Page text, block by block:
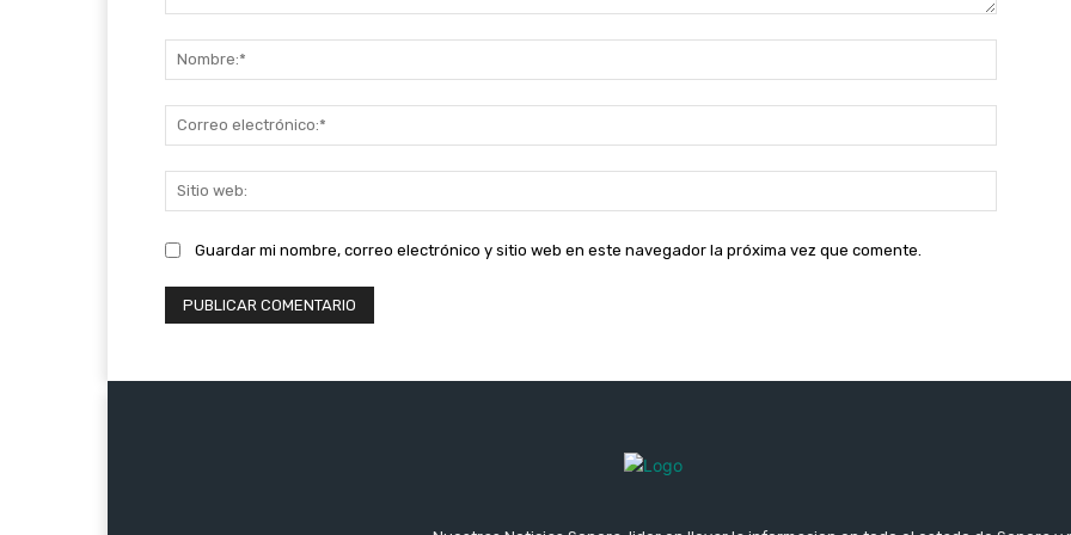
web:
Guardar mi nombre, correo electrónico y sitio web en este navegador la próxima vez que comente.